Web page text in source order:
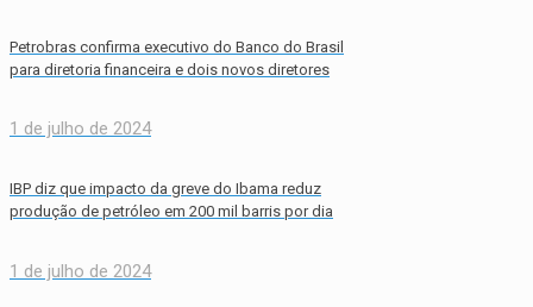
Petrobras confirma executivo do Banco do Brasil
para diretoria financeira e dois novos diretores
1 de julho de 2024
IBP diz que impacto da greve do Ibama reduz
produção de petróleo em 200 mil barris por dia
1 de julho de 2024